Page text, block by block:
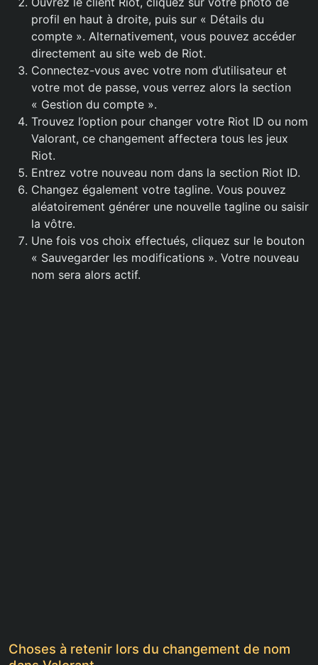
profil en haut à droite, puis sur « Détails du
compte ». Alternativement, vous pouvez accéder
directement au site web de Riot.
Connectez-vous avec votre nom d’utilisateur et
votre mot de passe, vous verrez alors la section
« Gestion du compte ».
Trouvez l’option pour changer votre Riot ID ou nom
Valorant, ce changement affectera tous les jeux
Riot.
Entrez votre nouveau nom dans la section Riot ID.
Changez également votre tagline. Vous pouvez
aléatoirement générer une nouvelle tagline ou saisir
la vôtre.
Une fois vos choix effectués, cliquez sur le bouton
« Sauvegarder les modifications ». Votre nouveau
nom sera alors actif.
Choses à retenir lors du changement de nom